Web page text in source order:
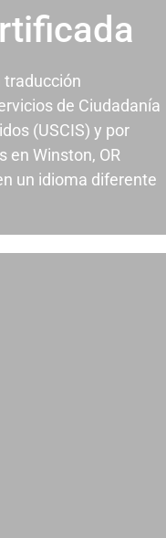
traducción
de Ciudadanía
(USCIS) y por
en Winston, OR
un idioma diferente